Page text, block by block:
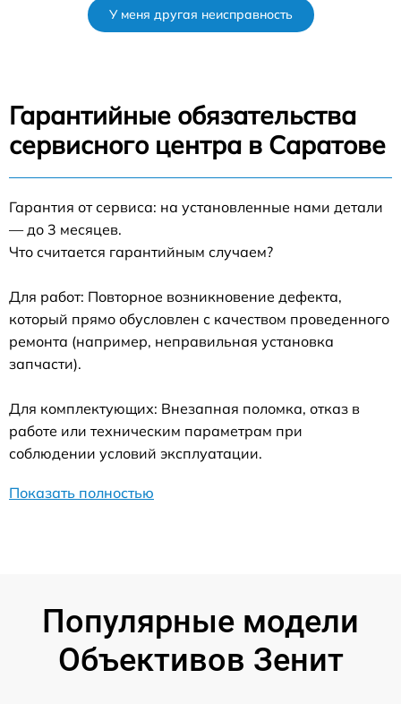
У меня другая неисправность
Гарантийные обязательства
сервисного центра в Саратове
Гарантия от сервиса: на установленные нами детали
— до 3 месяцев.
Что считается гарантийным случаем?
Для работ: Повторное возникновение дефекта,
который прямо обусловлен с качеством проведенного
ремонта (например, неправильная установка
запчасти).
Для комплектующих: Внезапная поломка, отказ в
работе или техническим параметрам при
соблюдении условий эксплуатации.
Показать полностью
Популярные модели
Объективов Зенит